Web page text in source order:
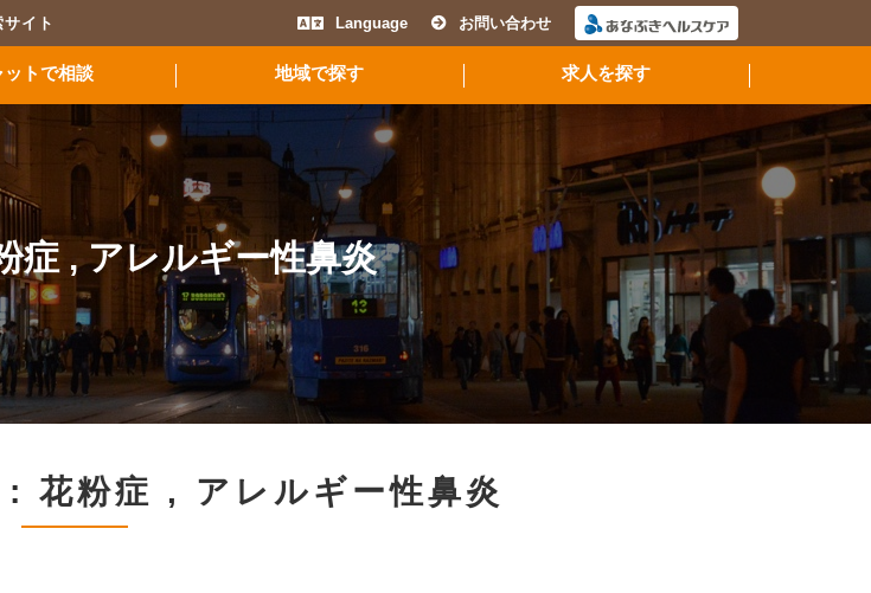
イト Language お問い合わせ
ットで相談 地域で探す 求人を探す
症 ,アレルギー性鼻炎
: 花粉症 , アレルギー性鼻炎